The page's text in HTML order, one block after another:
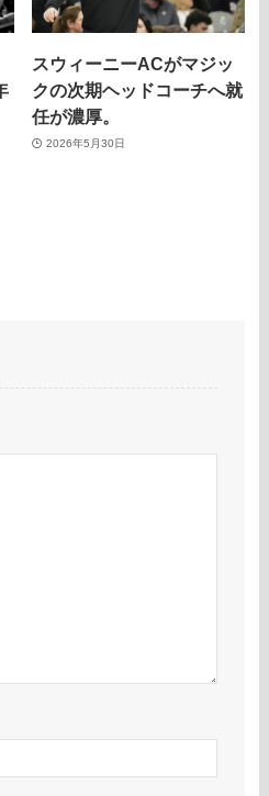
スウィーニーACがマジッ
クの次期ヘッドコーチへ就
任が濃厚。
2026年5月30日